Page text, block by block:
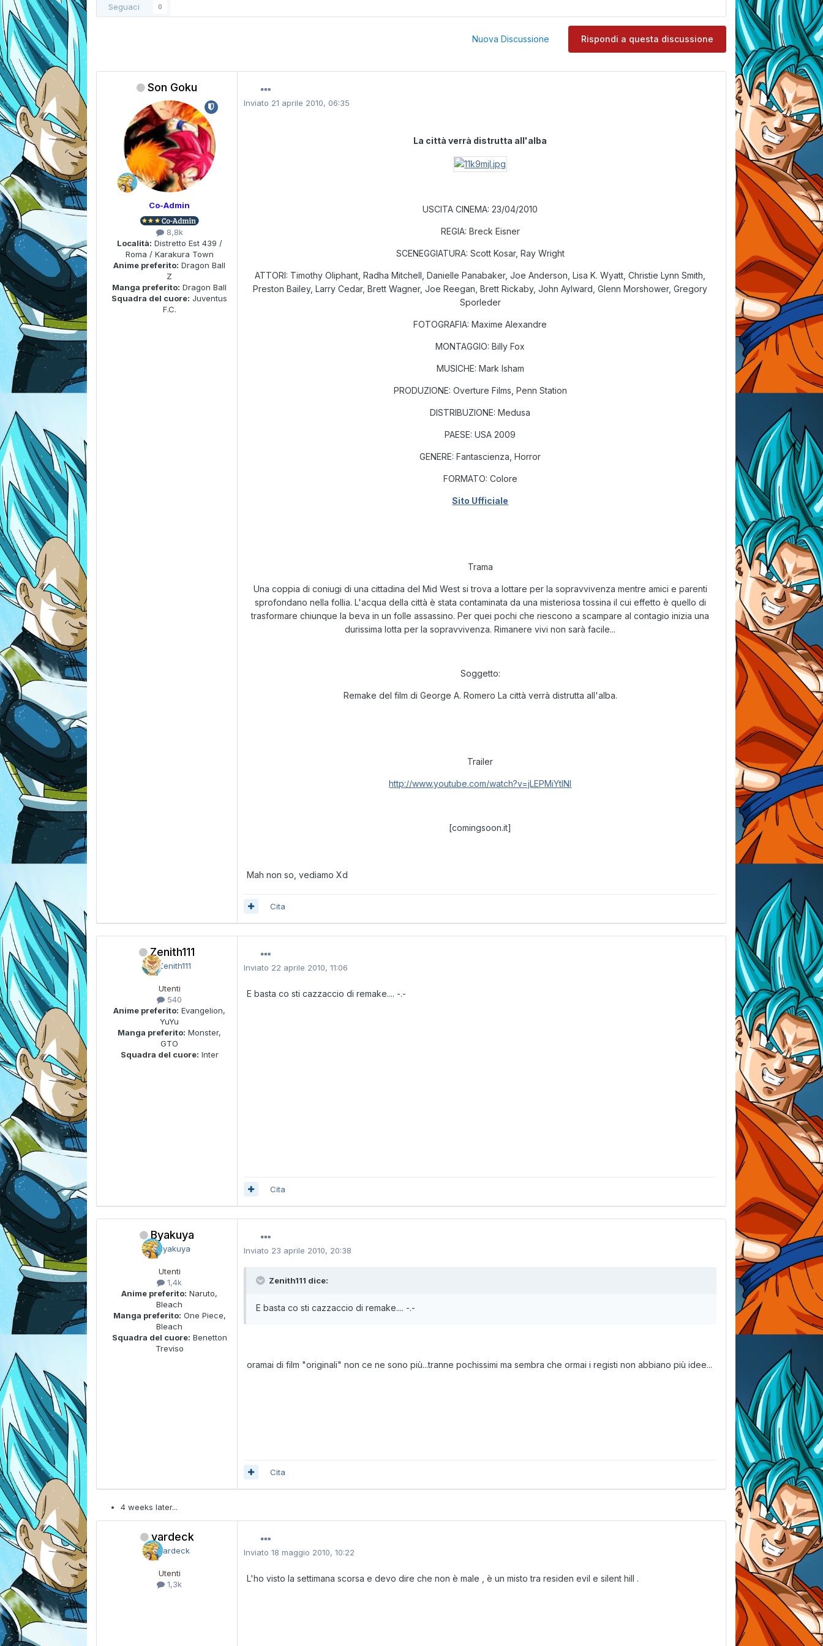
Seguaci 0
Rispondi a questa discussione
Nuova Discussione
Son Goku
Co-Admin
8,8k
Località: Distretto Est 439 /
Roma / Karakura Town
Anime preferito: Dragon Ball
Z
Manga preferito: Dragon Ball
Squadra del cuore: Juventus
F.C.
Inviato 21 aprile 2010, 06:35
La città verrà distrutta all'alba
USCITA CINEMA: 23/04/2010
REGIA: Breck Eisner
SCENEGGIATURA: Scott Kosar, Ray Wright
ATTORI: Timothy Oliphant, Radha Mitchell, Danielle Panabaker, Joe Anderson, Lisa K. Wyatt, Christie Lynn Smith,
Preston Bailey, Larry Cedar, Brett Wagner, Joe Reegan, Brett Rickaby, John Aylward, Glenn Morshower, Gregory
Sporleder
FOTOGRAFIA: Maxime Alexandre
MONTAGGIO: Billy Fox
MUSICHE: Mark Isham
PRODUZIONE: Overture Films, Penn Station
DISTRIBUZIONE: Medusa
PAESE: USA 2009
GENERE: Fantascienza, Horror
FORMATO: Colore
Sito Ufficiale
Trama
Una coppia di coniugi di una cittadina del Mid West si trova a lottare per la sopravvivenza mentre amici e parenti
sprofondano nella follia. L'acqua della città è stata contaminata da una misteriosa tossina il cui effetto è quello di
trasformare chiunque la beva in un folle assassino. Per quei pochi che riescono a scampare al contagio inizia una
durissima lotta per la sopravvivenza. Rimanere vivi non sarà facile...
Soggetto:
Remake del film di George A. Romero La città verrà distrutta all'alba.
Trailer
http://www.youtube.com/watch?v=jLEPMiYtINI
[comingsoon.it]
Mah non so, vediamo Xd
Cita
Zenith111
Utenti
540
Anime preferito: Evangelion,
YuYu
Manga preferito: Monster,
GTO
Squadra del cuore: Inter
Inviato 22 aprile 2010, 11:06
E basta co sti cazzaccio di remake.... -.-
Cita
Byakuya
Utenti
1,4k
Anime preferito: Naruto,
Bleach
Manga preferito: One Piece,
Bleach
Squadra del cuore: Benetton
Treviso
Inviato 23 aprile 2010, 20:38
Zenith111 dice:
E basta co sti cazzaccio di remake.... -.-
oramai di film "originali" non ce ne sono più...tranne pochissimi ma sembra che ormai i registi non abbiano più idee...
Cita
4 weeks later...
vardeck
Utenti
1,3k
Inviato18 maggio 2010, 10:22
L'ho visto la settimana scorsa e devo dire che non è male , è un misto tra residen evil e silent hill .